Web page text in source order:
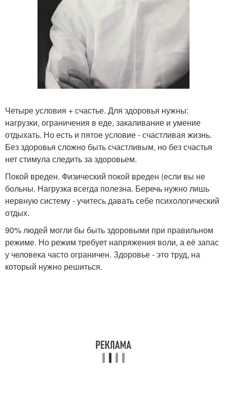
Четыре условия + счастье. Для здоровья нужны:
нагрузки, ограничения в еде, закаливание и умение
отдыхать. Но есть и пятое условие - счастливая жизнь.
Без здоровья сложно быть счастливым, но без счастья
нет стимула следить за здоровьем.
Покой вреден. Физический покой вреден (если вы не
больны. Нагрузка всегда полезна. Беречь нужно лишь
нервную систему - учитесь давать себе психологический
отдых.
90% людей могли бы быть здоровыми при правильном
режиме. Но режим требует напряжения воли, а её запас
у человека часто ограничен. Здоровье - это труд, на
который нужно решиться.